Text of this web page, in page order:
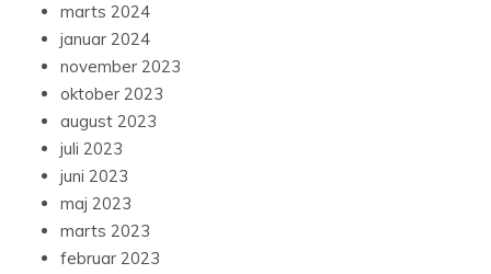
marts 2024
januar 2024
november 2023
oktober 2023
august 2023
juli 2023
juni 2023
maj 2023
marts 2023
februar 2023